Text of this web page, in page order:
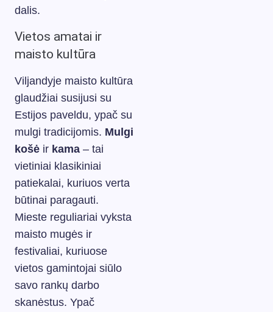
dalis.
Vietos amatai ir
maisto kultūra
Viljandyje maisto kultūra
glaudžiai susijusi su
Estijos paveldu, ypač su
mulgi tradicijomis. Mulgi
košė ir kama – tai
vietiniai klasikiniai
patiekalai, kuriuos verta
būtinai paragauti.
Mieste reguliariai vyksta
maisto mugės ir
festivaliai, kuriuose
vietos gamintojai siūlo
savo rankų darbo
skanėstus. Ypač